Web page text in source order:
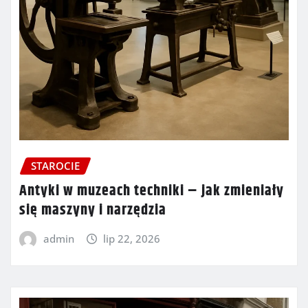
STAROCIE
Antyki w muzeach techniki – jak zmieniały
się maszyny i narzędzia
admin lip 22, 2026